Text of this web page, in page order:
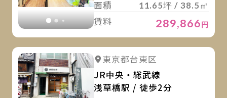
面積
11.65坪 / 38.5㎡
賃料 289,866円
詳細を見る
東京都台東区
JR中央・総武線
浅草橋駅 / 徒歩2分